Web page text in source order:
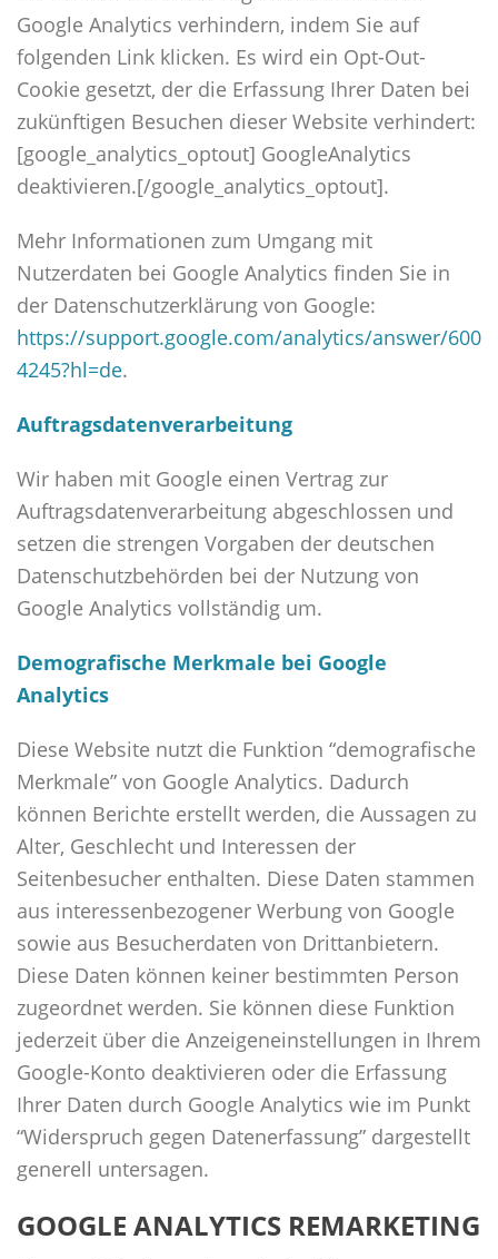
Google Analytics verhindern, indem Sie auf
folgenden Link klicken. Es wird ein Opt-Out-
Cookie gesetzt, der die Erfassung Ihrer Daten bei
zukünftigen Besuchen dieser Website verhindert:
[google_analytics_optout] GoogleAnalytics
deaktivieren.[/google_analytics_optout].
Mehr Informationen zum Umgang mit
Nutzerdaten bei Google Analytics finden Sie in
der Datenschutzerklärung von Google:
https://support.google.com/analytics/answer/600
4245?hl=de.
Auftragsdatenverarbeitung
Wir haben mit Google einen Vertrag zur
Auftragsdatenverarbeitung abgeschlossen und
setzen die strengen Vorgaben der deutschen
Datenschutzbehörden bei der Nutzung von
Google Analytics vollständig um.
Demografische Merkmale bei Google
Analytics
Diese Website nutzt die Funktion “demografische
Merkmale” von Google Analytics. Dadurch
können Berichte erstellt werden, die Aussagen zu
Alter, Geschlecht und Interessen der
Seitenbesucher enthalten. Diese Daten stammen
aus interessenbezogener Werbung von Google
sowie aus Besucherdaten von Drittanbietern.
Diese Daten können keiner bestimmten Person
zugeordnet werden. Sie können diese Funktion
jederzeit über die Anzeigeneinstellungen in Ihrem
Google-Konto deaktivieren oder die Erfassung
Ihrer Daten durch Google Analytics wie im Punkt
“Widerspruch gegen Datenerfassung” dargestellt
generell untersagen.
GOOGLE ANALYTICS REMARKETING